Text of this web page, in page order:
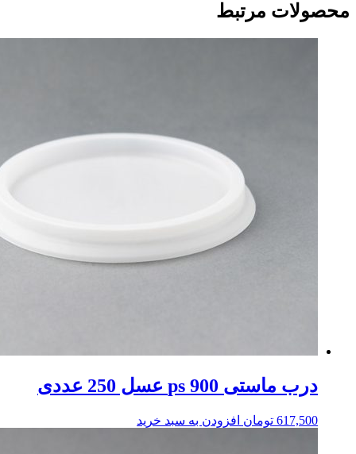
محصولات مرتبط
درب ماستی 900 ps عسل 250 عددی
617,500 تومان افزودن به سبد خرید